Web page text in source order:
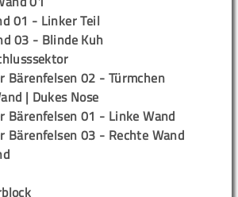
01 - Linker Teil
03 - Blinde Kuh
Bärenfelsen 02 - Türmchen
| Dukes Nose
Bärenfelsen 01 - Linke Wand
Bärenfelsen 03 - Rechte Wand